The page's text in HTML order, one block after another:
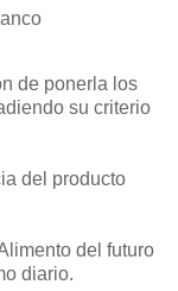
de ponerla los
su criterio
del producto
del futuro
diario.